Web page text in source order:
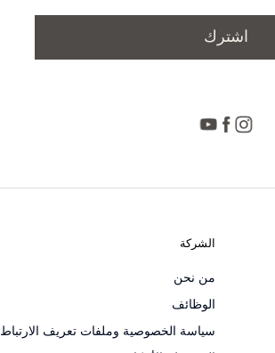
اشترك
الشركة
من نحن
الوظائف
سياسة الخصوصية وملفات تعريف الارتباط